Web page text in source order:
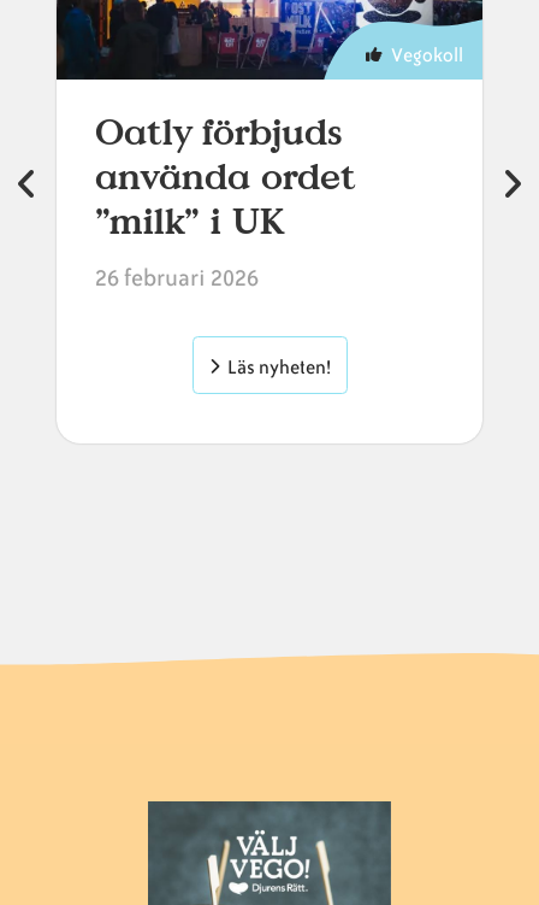
Vegokoll
Oatly förbjuds
använda ordet
”milk” i UK
26 februari 2026
Läs nyheten!